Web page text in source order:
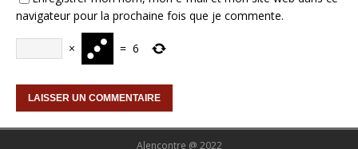
navigateur pour la prochaine fois que je commente.
× = 6
Alencontre @ 2022